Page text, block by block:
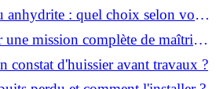
?
anhydrite : quel choix selon votre
mission complète de maîtrise
vos projets?
constat d'huissier avant travaux ?